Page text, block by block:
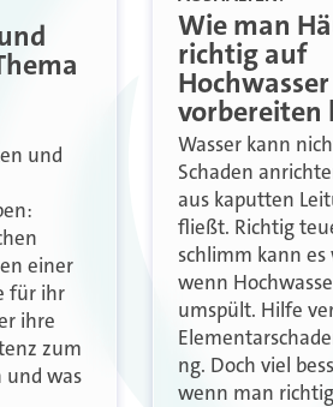
und
einer
für ihr
ihre
zum
und was
Wie man
richtig auf
Hochwasser
vorbereiten
Wasser kann
Schaden
aus kaputten
fließt. Richtig
schlimm kann es
wenn
umspült. Hilfe
ng. Doch viel
wenn man